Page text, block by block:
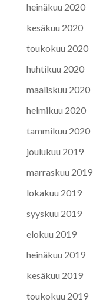
heinäkuu 2020
kesäkuu 2020
toukokuu 2020
huhtikuu 2020
maaliskuu 2020
helmikuu 2020
tammikuu 2020
joulukuu 2019
marraskuu 2019
lokakuu 2019
syyskuu 2019
elokuu 2019
heinäkuu 2019
kesäkuu 2019
toukokuu 2019